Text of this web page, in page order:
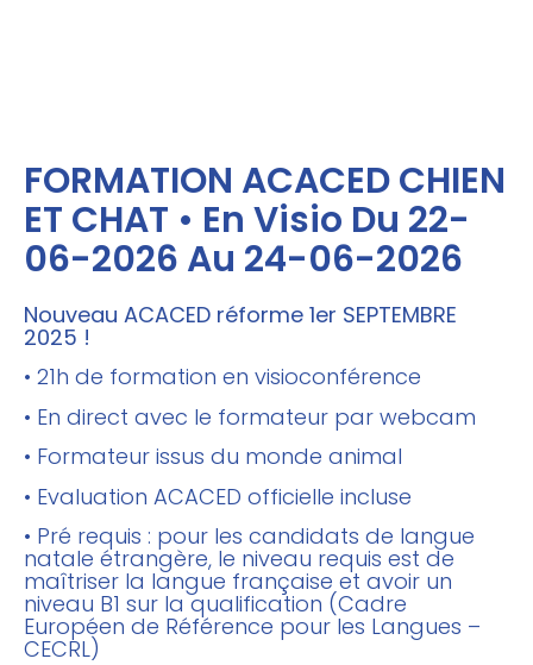
FORMATION ACACED CHIEN
ET CHAT • En Visio Du 22-
06-2026 Au 24-06-2026
Nouveau ACACED réforme 1er SEPTEMBRE
2025 !
• 21h de formation en visioconférence
• En direct avec le formateur par webcam
• Formateur issus du monde animal
• Evaluation ACACED officielle incluse
• Pré requis : pour les candidats de langue
natale étrangère, le niveau requis est de
maîtriser la langue française et avoir un
niveau B1 sur la qualification (Cadre
Européen de Référence pour les Langues –
CECRL)